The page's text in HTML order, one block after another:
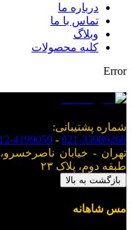
درباره ما
تماس با ما
وبلاگ
کلیه محصولات
Error
شماره پشتیبانی:
021-33989268
-
4199059
تهران - خیابان
طبقه دوم، پلاک ۲۳
بازگشت به بالا
مس شاهانه